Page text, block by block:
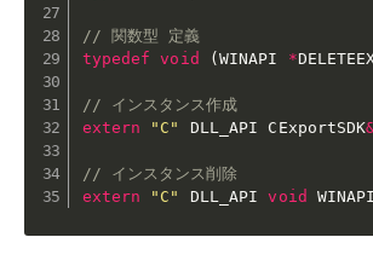
// 関数型 定義
typedef
void ( WINAPI *
// インスタンス作成
extern
"C" DLL_API CExportSDK
// インスタンス削除
extern
"C" DLL_API void